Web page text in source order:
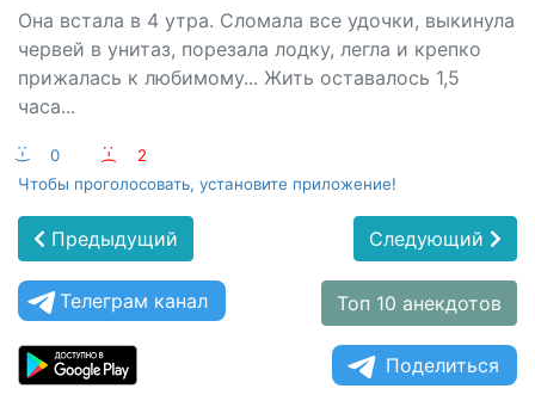
Она встала в 4 утра. Сломала все удочки, выкинула
червей в унитаз, порезала лодку, легла и крепко
прижалась к любимому... Жить оставалось 1,5
часа...
:-) 0 :-(
2
Чтобы проголосовать, установите приложение!
Предыдущий Следующий
Телеграм канал Топ 10 анекдотов
Поделиться